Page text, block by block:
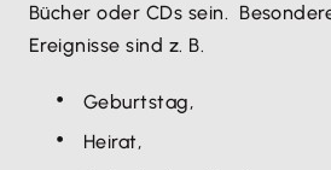
Bücher oder CDs sein.
Ereignisse sind z. B.
Geburtstag,
Heirat,